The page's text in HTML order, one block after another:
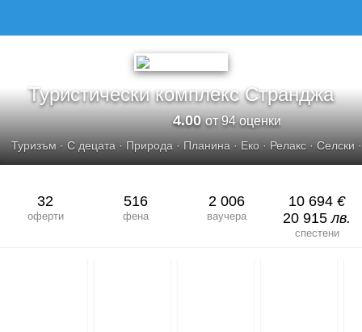
Туристически комплекс Странджа
4.00от 94 оценки
Туризъм · С децата · Природа · Планина · Еко · Релакс · Селски
32
оферти
516
фена
2 006
ваучера
10 694 €
20 915лв.
спестени